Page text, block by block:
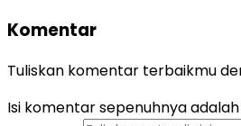
Komentar
Tuliskan komentar terbaikmu
Isi komentar sepenuhnya